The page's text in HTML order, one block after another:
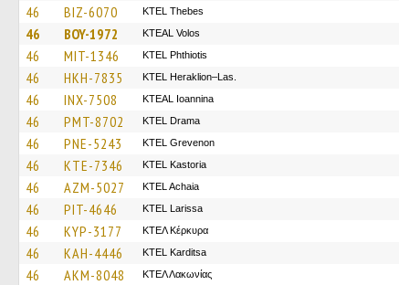
46 BIZ-6070 KTEL Thebes
46 BOY-1972 KTEAL Volos
46 MIT-1346 ΚΤΕL Phthiotis
46 HKH-7835 KTEL Heraklion–Las.
46 INX-7508 KTEAL Ioannina
46 PMT-8702 KTEL Drama
46 PNE-5243 ΚΤΕL Grevenon
46 KTE-7346 KTEL Kastoria
46 AZM-5027 KTEL Achaia
46 PIT-4646 KTEL Larissa
46 KYP-3177 ΚΤΕΛ Κέρκυρα
46 KAH-4446 ΚΤΕL Karditsa
46 AKM-8048 ΚΤΕΛ Λακωνίας